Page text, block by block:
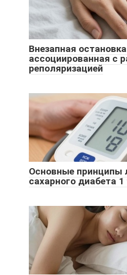
Внезапная
ассоциированная с
реполяризацией
Основные принципы
сахарного диабета 1